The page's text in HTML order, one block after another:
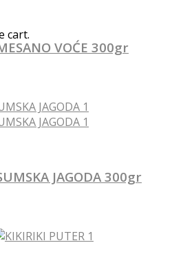
cart.
VOĆE 300gr
JAGODA 300gr